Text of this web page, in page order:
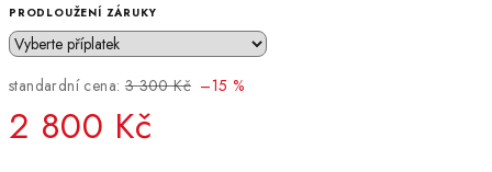
PRODLOUŽENÍ ZÁRUKY
standardní cena: 3 300 Kč –15 %
2 800 Kč